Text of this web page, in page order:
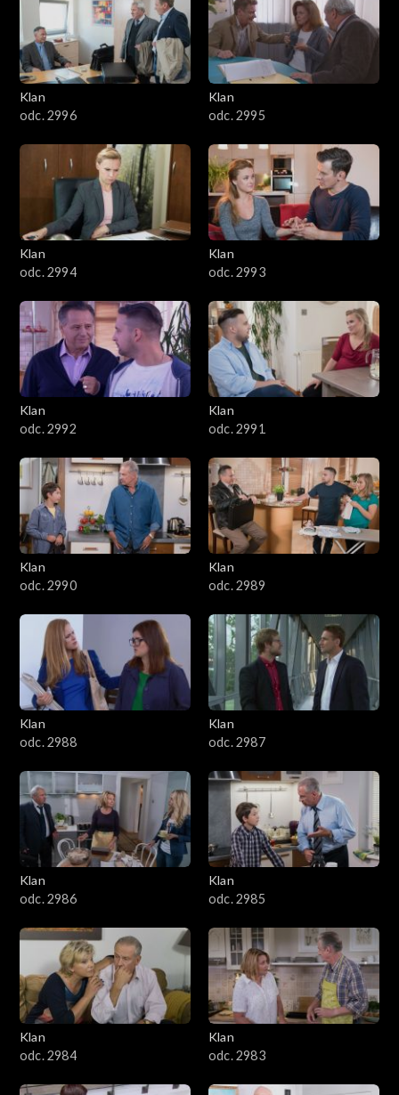
3901–4000
3801–3900
3701–3800
3601–3700
3501–3600
3401–3500
3201–3300
3101–3200
3001–3100
2901–3000
2801–2900
2701–2800
2501–2600
2401–2500
2301–2400
2201–2300
2101–2200
2001–2100
1901–2000
1801–1900
1701–1800
1601–1700
1501–1600
Klan
odc. 2996
Klan
odc. 2995
Klan
odc. 2994
Klan
odc. 2993
Klan
odc. 2992
Klan
odc. 2991
Klan
odc. 2990
Klan
odc. 2989
Klan
odc. 2988
Klan
odc. 2987
Klan
odc. 2986
Klan
odc. 2985
Klan
odc. 2984
Klan
odc. 2983